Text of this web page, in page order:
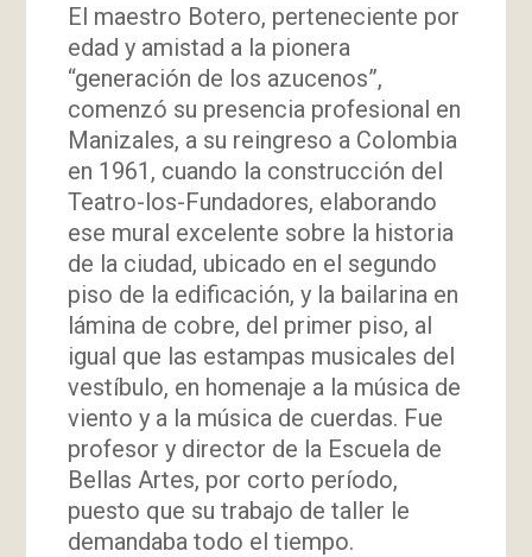
El maestro Botero, perteneciente por
edad y amistad a la pionera
“generación de los azucenos”,
comenzó su presencia profesional en
Manizales, a su reingreso a Colombia
en 1961, cuando la construcción del
Teatro-los-Fundadores, elaborando
ese mural excelente sobre la historia
de la ciudad, ubicado en el segundo
piso de la edificación, y la bailarina en
lámina de cobre, del primer piso, al
igual que las estampas musicales del
vestíbulo, en homenaje a la música de
viento y a la música de cuerdas. Fue
profesor y director de la Escuela de
Bellas Artes, por corto período,
puesto que su trabajo de taller le
demandaba todo el tiempo.